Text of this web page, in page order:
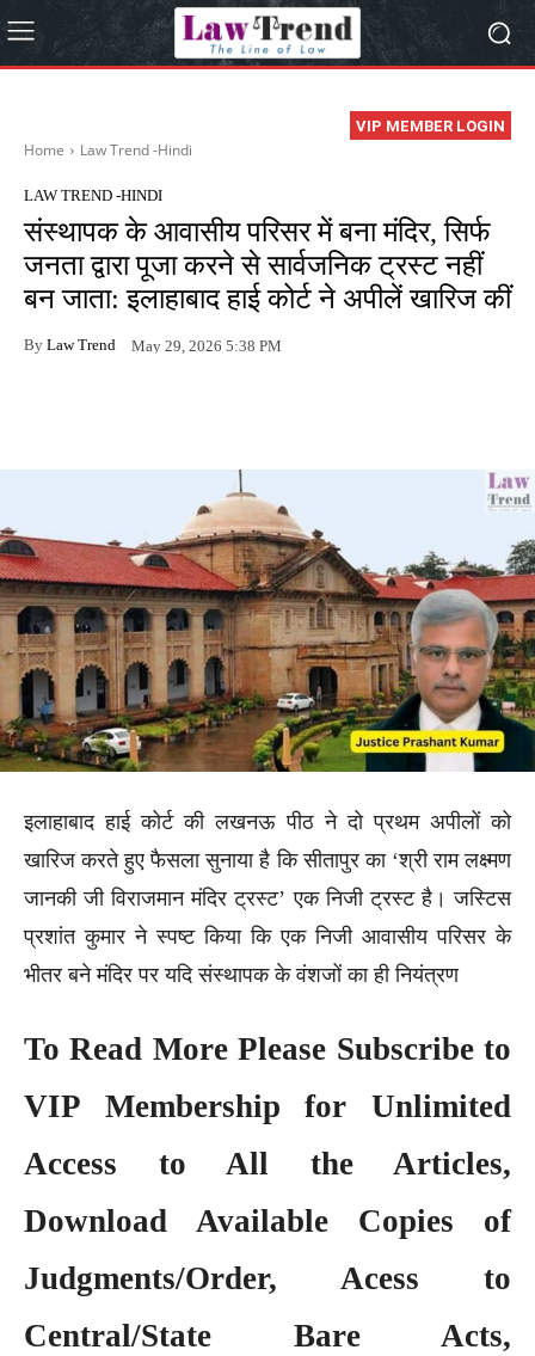
VIP MEMBER LOGIN
Home Law Trend -Hindi
LAW TREND -HINDI
संस्थापक के आवासीय परिसर में बना मंदिर, सिर्फ
जनता द्वारा पूजा करने से सार्वजनिक ट्रस्ट नहीं
बन जाता: इलाहाबाद हाई कोर्ट ने अपीलें खारिज कीं
By Law Trend May 29, 2026 5:38 PM
इलाहाबाद हाई कोर्ट की लखनऊ पीठ ने दो प्रथम अपीलों को
खारिज करते हुए फैसला सुनाया है कि सीतापुर का ‘श्री राम लक्ष्मण
जानकी जी विराजमान मंदिर ट्रस्ट’ एक निजी ट्रस्ट है। जस्टिस
प्रशांत कुमार ने स्पष्ट किया कि एक निजी आवासीय परिसर के
भीतर बने मंदिर पर यदि संस्थापक के वंशजों का ही नियंत्रण
To Read More Please Subscribe to
VIP Membershipfor Unlimited
Access to All the Articles,
Download Available Copies of
Judgments/Order, Acess to
Central/State Bare Acts,